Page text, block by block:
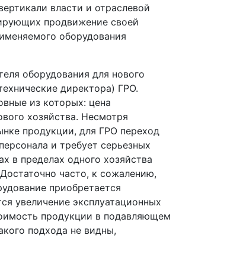
власти и отраслевой
продвижение своей
оборудования
оборудования для нового
директора) ГРО.
из которых: цена
хозяйства. Несмотря
продукции, для ГРО переход
и требует серьезных
в пределах одного хозяйства
часто, к сожалению,
приобретается
увеличение эксплуатационных
продукции в подавляющем
подхода не видны,